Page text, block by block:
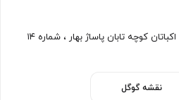
کوچه تابان پاساژ بهار ، شماره ۱۴
نقشه گوگل